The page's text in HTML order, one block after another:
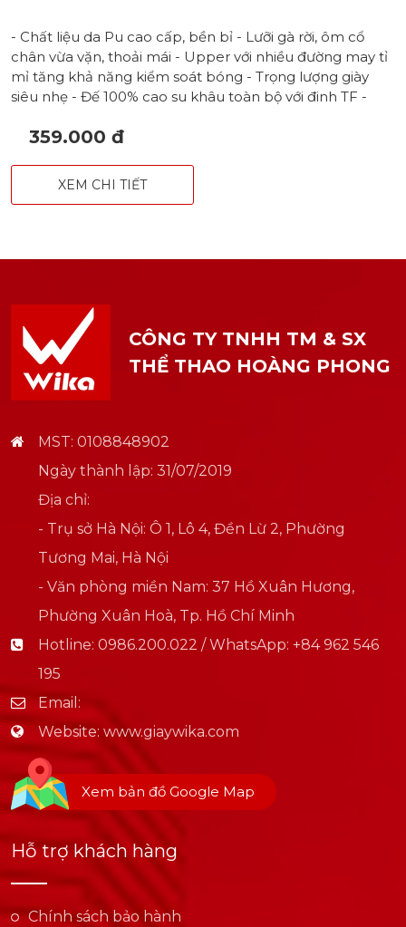
- Chất liệu da Pu cao cấp, bền bỉ - Lưỡi gà rời, ôm cổ
chân vừa vặn, thoải mái - Upper với nhiều đường may tỉ
mỉ tăng khả năng kiểm soát bóng - Trọng lượng giày
siêu nhẹ - Đế 100% cao su khâu toàn bộ với đinh TF -
Logo Wika nổi bật ở gót giày cùng hoạ tiết vằn hổ ấn
Màu sắc: Xanh cam - Xanh dương - Bạc đen - Cam -
359.000 đ
XEM CHI TIẾT
CÔNG TY TNHH TM & SX
THỂ THAO HOÀNG PHONG
MST: 0108848902
Ngày thành lập: 31/07/2019
Địa chỉ:
- Trụ sở Hà Nội: Ô 1, Lô 4, Đền Lừ 2, Phường
Tương Mai, Hà Nội
- Văn phòng miền Nam: 37 Hồ Xuân Hương,
Phường Xuân Hoà, Tp. Hồ Chí Minh
Hotline: 0986.200.022 / WhatsApp: +84 962 546
195
Email:
Website: www.giaywika.com
Xem bản đồ Google Map
Hỗ trợ khách hàng
Chính sách bảo hành